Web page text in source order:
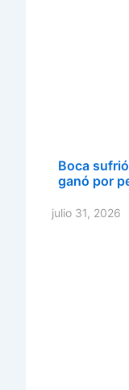
Boca
ganó por
julio 31, 2026